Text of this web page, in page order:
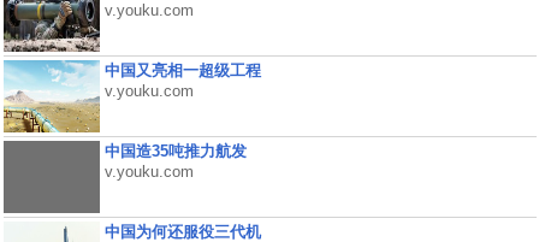
v.youku.com
中国又亮相一超级工程
v.youku.com
中国造35吨推力航发
v.youku.com
中国为何还服役三代机